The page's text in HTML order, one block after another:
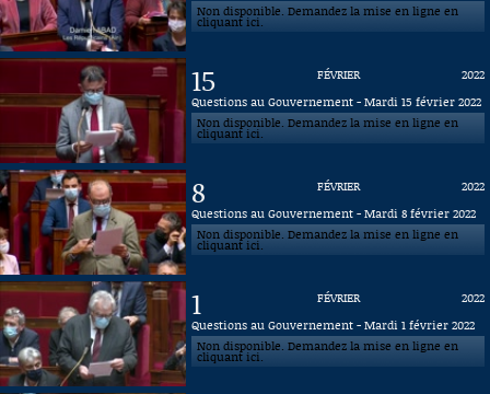
Connaissance, Histoire
Non disponible. Demandez la mise en ligne en
cliquant ici.
15 FÉVRIER
2022
Questions au Gouvernement - Mardi 15 février 2022
Non disponible. Demandez la mise en ligne en
cliquant ici.
8 FÉVRIER
2022
Questions au Gouvernement - Mardi 8 février 2022
Non disponible. Demandez la mise en ligne en
cliquant ici.
1 FÉVRIER
2022
Questions au Gouvernement - Mardi 1 février 2022
Non disponible. Demandez la mise en ligne en
cliquant ici.